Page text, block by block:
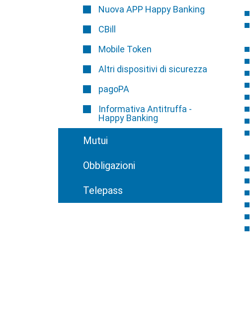
Nuova APP Happy Banking
CBill
Mobile Token
Altri dispositivi di sicurezza
pagoPA
Informativa Antitruffa -
Happy Banking
Mutui
Obbligazioni
Telepass